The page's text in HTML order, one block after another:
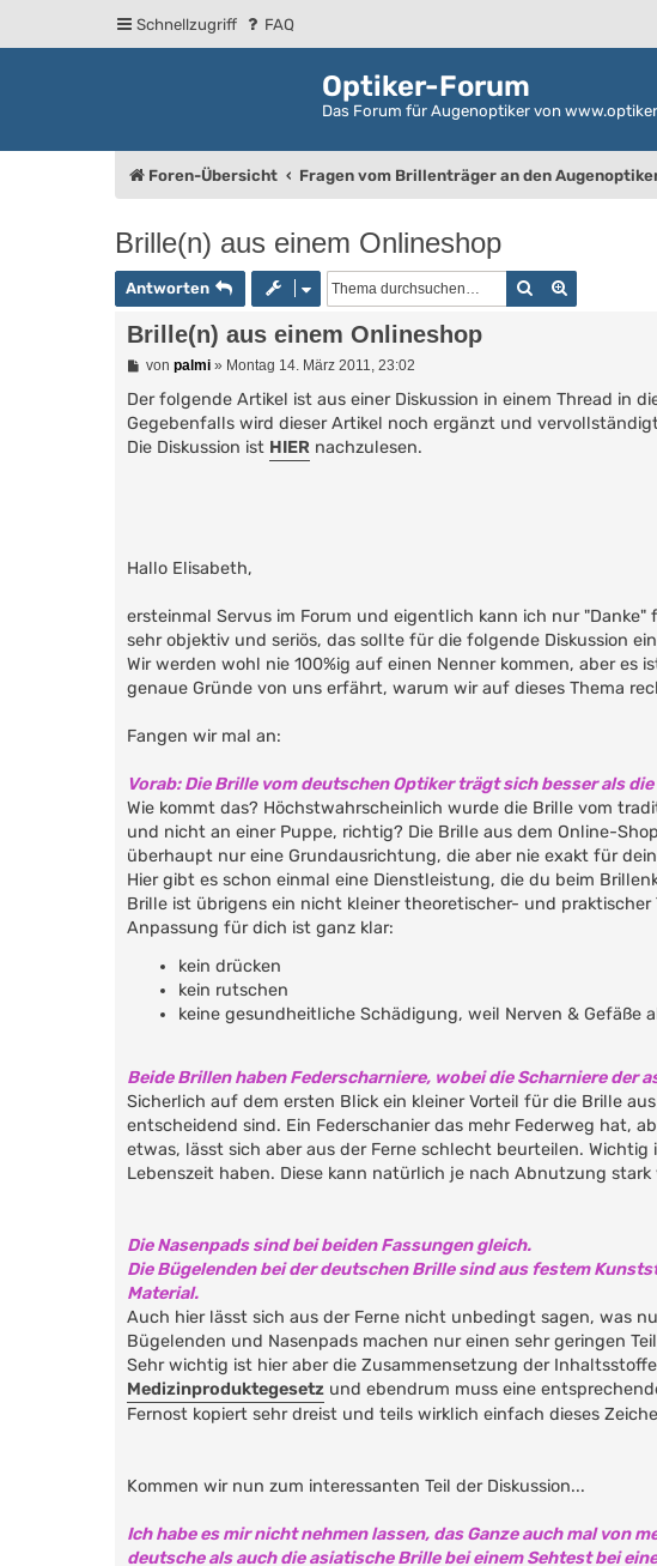
Schnellzugriff FAQ
Optiker-Forum
Das Forum für Augenoptiker von
Foren-Übersicht Fragen vom Brillenträger an den
Brille(n) aus einem Onlineshop
Antworten Suche
Brille(n) aus einem Onlineshop
B
i
r
a
von palmi» Montag 14. März 2011, 23:02
Der folgende Artikel ist aus einer Diskussion in einem Thread in
Gegebenfalls wird dieser Artikel noch ergänzt und
Die Diskussion ist HIER nachzulesen.
Hallo Elisabeth,
ersteinmal Servus im Forum und eigentlich kann ich nur
sehr objektiv und seriös, das sollte für die folgende Diskussion
Wir werden wohl nie 100%ig auf einen Nenner kommen, aber
genaue Gründe von uns erfährt, warum wir auf dieses Thema
Fangen wir mal an:
Vorab: Die Brille vom deutschen Optiker trägt sich besser als
Wie kommt das? Höchstwahrscheinlich wurde die Brille vom
und nicht an einer Puppe, richtig? Die Brille aus dem Online-
überhaupt nur eine Grundausrichtung, die aber nie exakt für
Hier gibt es schon einmal eine Dienstleistung, die du beim
Brille ist übrigens ein nicht kleiner theoretischer- und
Anpassung für dich ist ganz klar:
kein drücken
kein rutschen
keine gesundheitliche Schädigung, weil Nerven & Gefäße
Beide Brillen haben Federscharniere, wobei die Scharniere der
Sicherlich auf dem ersten Blick ein kleiner Vorteil für die Brille
entscheidend sind. Ein Federschanier das mehr Federweg hat,
etwas, lässt sich aber aus der Ferne schlecht beurteilen.
Lebenszeit haben. Diese kann natürlich je nach Abnutzung stark
Die Nasenpads sind bei beiden Fassungen gleich.
Die Bügelenden bei der deutschen Brille sind aus festem
Material.
Auch hier lässt sich aus der Ferne nicht unbedingt sagen, was
Bügelenden und Nasenpads machen nur einen sehr geringen
Sehr wichtig ist hier aber die Zusammensetzung der
Medizinproduktegesetz und ebendrum muss eine
Fernost kopiert sehr dreist und teils wirklich einfach dieses
Kommen wir nun zum interessanten Teil der Diskussion...
Ich habe es mir nicht nehmen lassen, das Ganze auch mal von
deutsche als auch die asiatische Brille bei einem Sehtest bei